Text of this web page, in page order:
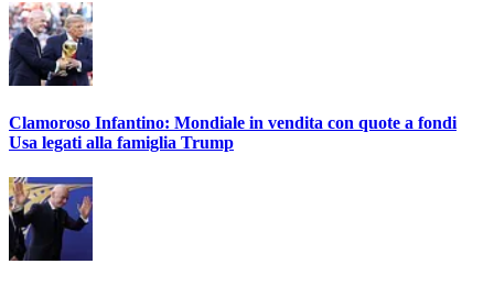
Clamoroso Infantino: Mondiale in vendita con quote a fondi
Usa legati alla famiglia Trump